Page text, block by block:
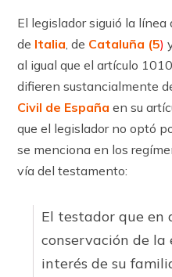
El legislador siguió la línea
de Italia, de Cataluña (5)
al igual que el ar­tícu­lo
difieren sustancialmente
Civil de España en su
que el legislador no optó
se menciona en los
vía del testamento:
El testador que en
conservación de la
interés de su